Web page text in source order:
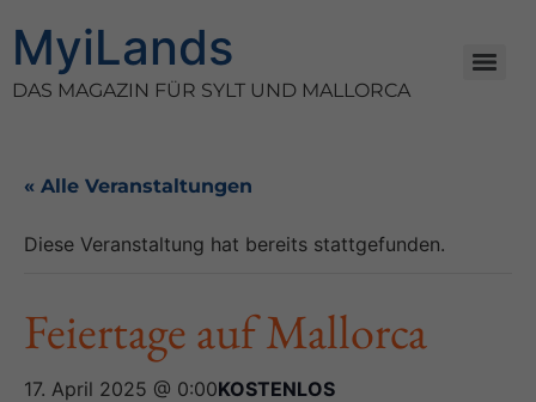
MyiLands
DAS MAGAZIN FÜR SYLT UND MALLORCA
« Alle Veranstaltungen
Diese Veranstaltung hat bereits stattgefunden.
Feiertage auf Mallorca
17. April 2025 @ 0:00KOSTENLOS